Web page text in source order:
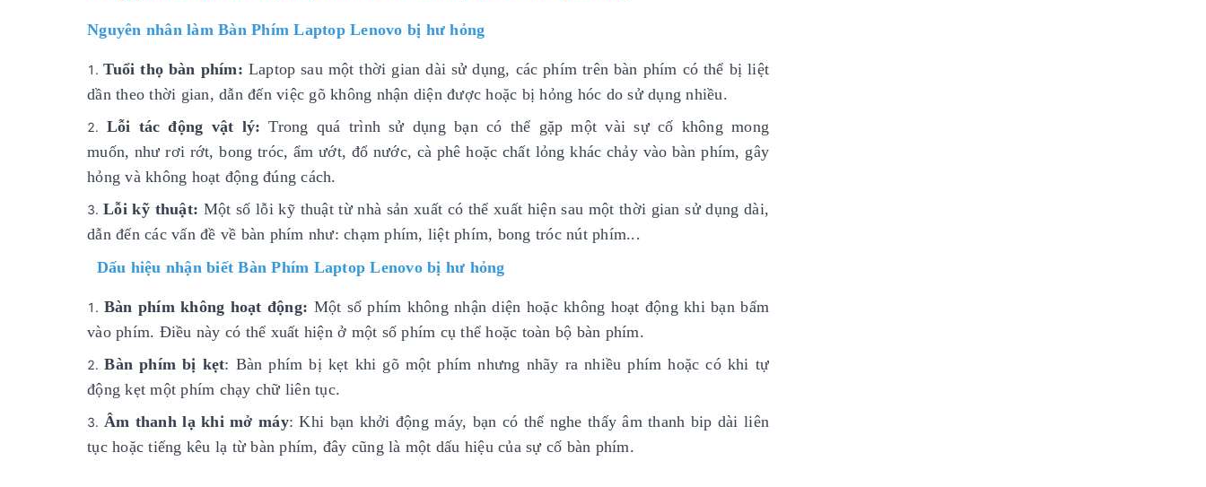
Nguyên nhân làm Bàn Phím Laptop Lenovo bị hư hỏng
Tuổi thọ bàn phím: Laptop sau một thời gian dài sử dụng, các phím trên bàn phím có thể bị liệt
dần theo thời gian, dẫn đến việc gõ không nhận diện được hoặc bị hỏng hóc do sử dụng nhiều.
Lỗi tác động vật lý:Trong quá trình sử dụng bạn có thể gặp một vài sự cố không mong
muốn, như rơi rớt, bong tróc, ẩm ướt, đổ nước, cà phê hoặc chất lỏng khác chảy vào bàn phím, gây
hỏng và không hoạt động đúng cách.
Lỗi kỹ thuật: Một số lỗi kỹ thuật từ nhà sản xuất có thể xuất hiện sau một thời gian sử dụng dài,
dẫn đến các vấn đề về bàn phím như: chạm phím, liệt phím, bong tróc nút phím...
Dấu hiệu nhận biết Bàn Phím Laptop Lenovo bị hư hỏng
Bàn phím không hoạt động: Một số phím không nhận diện hoặc không hoạt động khi bạn bấm
vào phím. Điều này có thể xuất hiện ở một số phím cụ thể hoặc toàn bộ bàn phím.
Bàn phím bị kẹt: Bàn phím bị kẹt khi gõ một phím nhưng nhãy ra nhiều phím hoặc có khi tự
động kẹt một phím chạy chữ liên tục.
Âm thanh lạ khi mở máy: Khi bạn khởi động máy, bạn có thể nghe thấy âm thanh bip dài liên
tục hoặc tiếng kêu lạ từ bàn phím, đây cũng là một dấu hiệu của sự cố bàn phím.